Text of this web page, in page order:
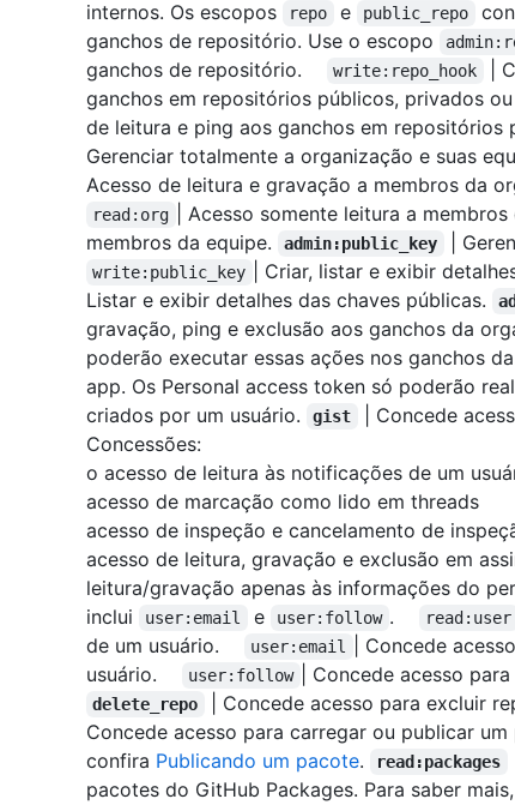
internos. Os escopos
repo e public_repo
ganchos de repositório. Use o escopo
ganchos de repositório.
write:repo_hook
|
ganchos em repositórios públicos, privados
de leitura e ping aos ganchos em repositórios
Gerenciar totalmente a organização e suas
Acesso de leitura e gravação a membros da
read:org
| Acesso somente leitura a
membros da equipe.
admin:public_key |
write:public_key | Criar, listar e exibir
Listar e exibir detalhes das chaves públicas.
gravação, ping e exclusão aos ganchos da
poderão executar essas ações nos ganchos
app. Os Personal access token só poderão
criados por um usuário.
gist | Concede
Concessões:
o acesso de leitura às notificações de um
acesso de marcação como lido em threads
acesso de inspeção e cancelamento de
acesso de leitura, gravação e exclusão em
leitura/gravação apenas às informações do
inclui
user:email e user:follow . read:user
de um usuário.
user:email
| Concede
usuário.
user:follow | Concede acesso
delete_repo | Concede acesso para excluir
Concede acesso para carregar ou publicar
confira Publicando um pacote. read:packages
pacotes do GitHub Packages. Para saber